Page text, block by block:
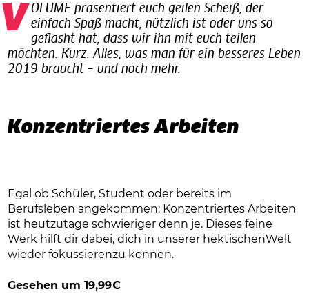
VOLUME präsentiert euch geilen Scheiß, der einfach Spaß macht, nützlich ist oder uns so
geflasht hat, dass wir ihn mit euch teilen
möchten. Kurz: Alles, was man für ein besseres Leben
2019 braucht – und noch mehr.
Konzentriertes Arbeiten
Egal ob Schüler, Student oder bereits im
Berufsleben angekommen: Konzentriertes Arbeiten
ist heutzutage schwieriger denn je. Dieses feine
Werk hilft dir dabei, dich in unserer hektischenWelt
wieder fokussierenzu können.
Gesehen um 19,99€